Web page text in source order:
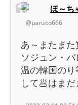
ほ～ち
@paruco666
あ～またま
ソジュン・
温の韓国の
して🥟はま